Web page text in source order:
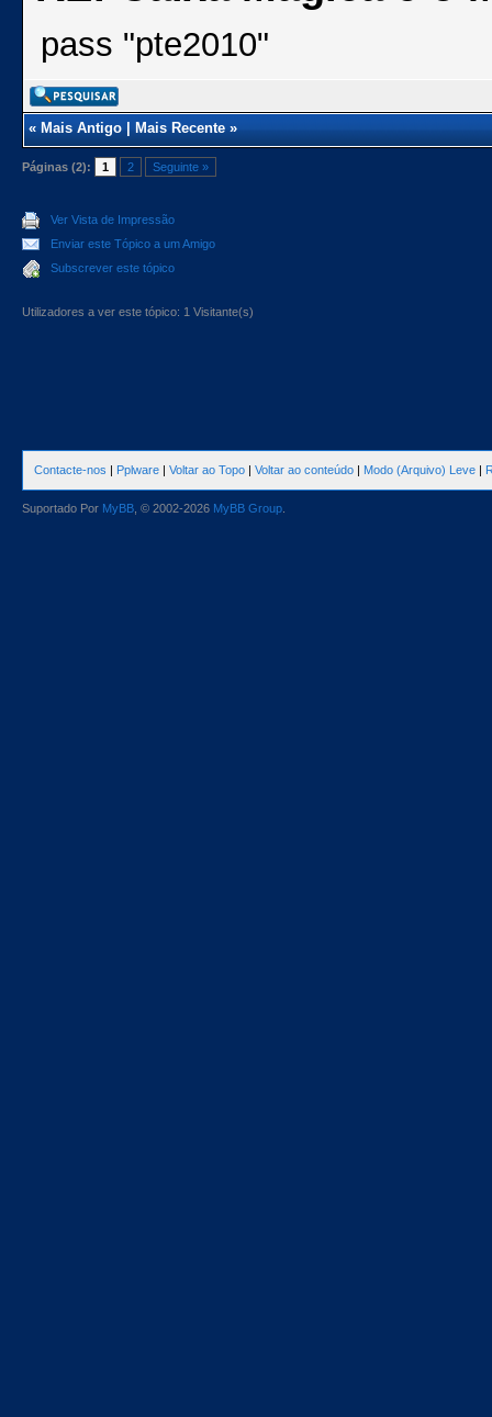
pass "pte2010"
«Mais Antigo|Mais Recente»
Páginas (2): 1 2 Seguinte »
Ver Vista de Impressão
Enviar este Tópico a um Amigo
Subscrever este tópico
Utilizadores a ver este tópico: 1 Visitante(s)
Contacte-nos | Pplware | Voltar ao Topo | Voltar ao conteúdo | Modo (Arquivo) Leve |
Suportado Por MyBB , © 2002-2026 MyBB Group